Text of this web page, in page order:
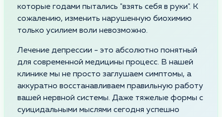
которые годами пытались "взять себя в руки". К
сожалению, изменить нарушенную биохимию
только усилием воли невозможно.
Лечение депрессии - это абсолютно понятный
для современной медицины процесс. В нашей
клинике мы не просто заглушаем симптомы, а
аккуратно восстанавливаем правильную работу
вашей нервной системы. Даже тяжелые формы с
суицидальными мыслями сегодня успешно